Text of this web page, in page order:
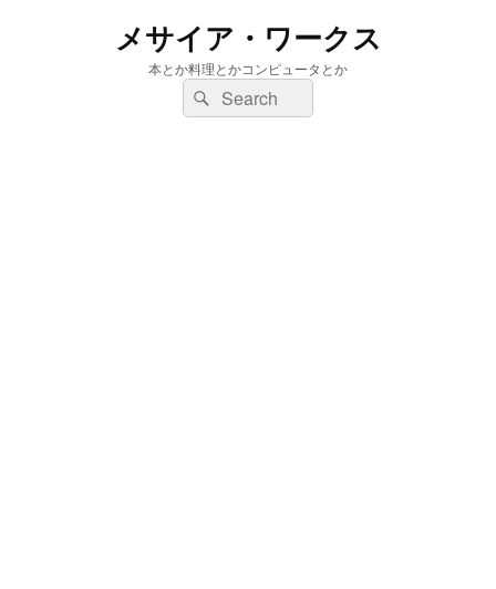
メサイア・ワークス
本とか料理とかコンピュータとか
検
索:
検
索